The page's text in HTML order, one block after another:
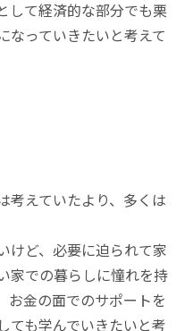
して経済的な部分でも栗
なっていきたいと考えて
考えていたより、多くは
けど、必要に迫られて家
家での暮らしに憧れを持
お金の面でのサポートを
ても学んでいきたいと考